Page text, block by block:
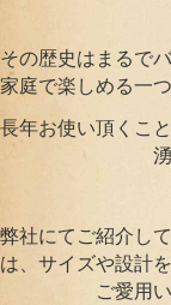
その歴史はまるで
家庭で楽しめる一
長年お使い頂くこ
弊社にてご紹介し
は、サイズや設計
ご愛用